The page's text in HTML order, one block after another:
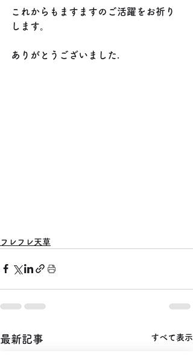
これからもますますのご活躍をお祈り
します。
ありがとうございました.
フレフレ天草
最新記事 すべて表示